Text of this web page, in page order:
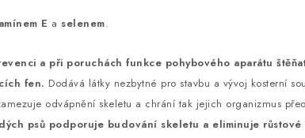
E a selenem.
a při poruchách funkce pohybového aparátu
fen. Dodává látky nezbytné pro stavbu a vývoj kosterní
odvápnění skeletu a chrání tak jejich organizmus
psů podporuje budování skeletu a eliminuje růstové